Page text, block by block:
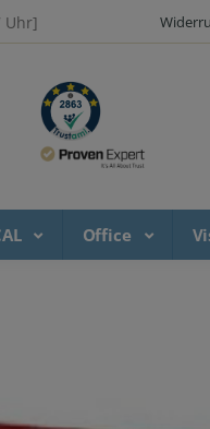
Uhr]
Office